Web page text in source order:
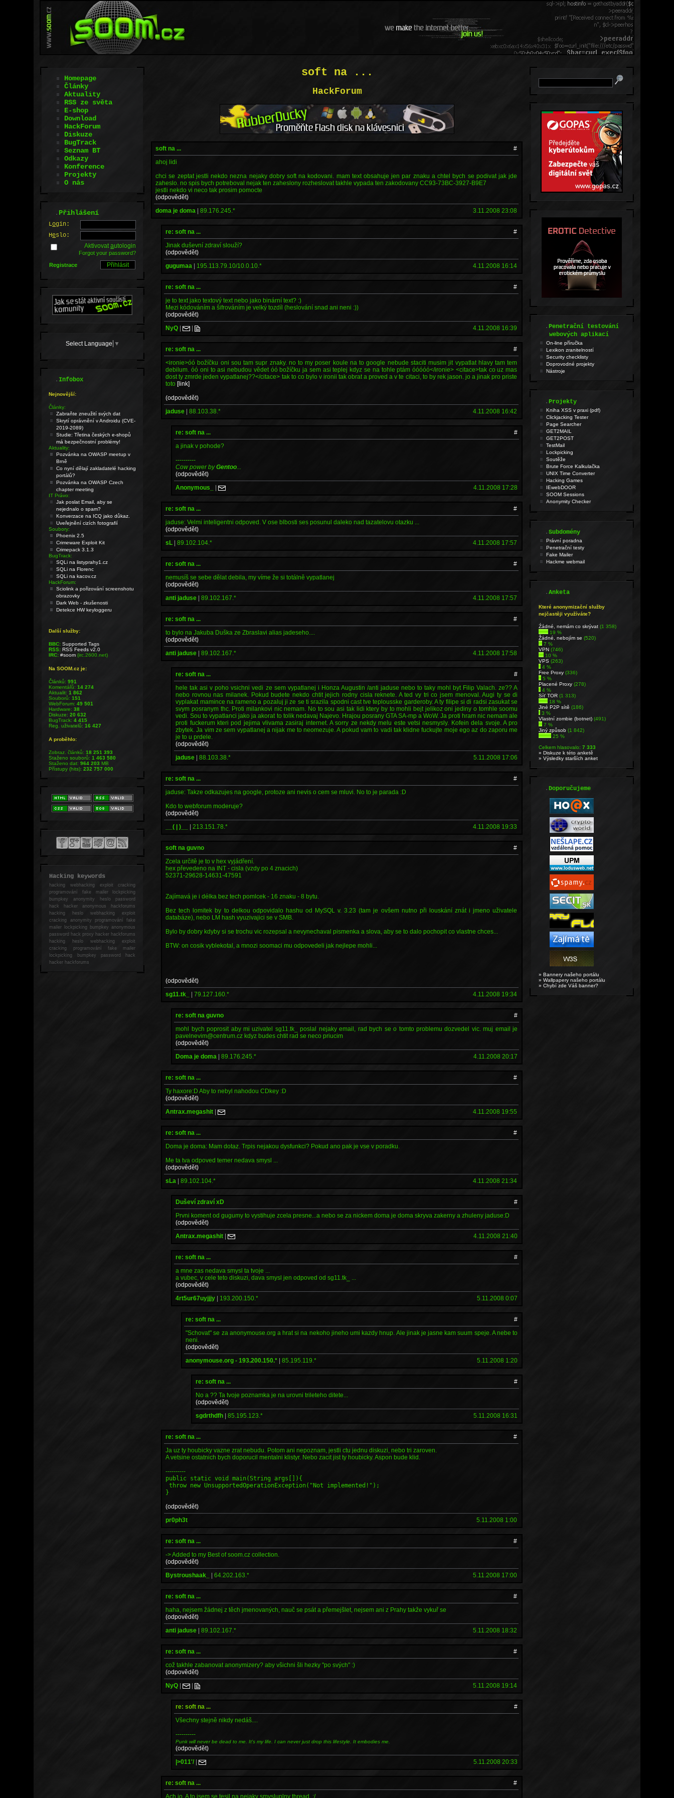
soft na ...
HackForum
soft na ...
#
ahoj lidi
chci se zeptat jestli nekdo nezna nejaky dobry soft na kodovani. mam text obsahuje jen par znaku a chtel bych se podivat jak jde
zaheslo. no spis bych potreboval nejak ten zaheslony rozheslovat takhle vypada ten zakodovany CC93-73BC-3927-B9E7
jestli nekdo vi neco tak prosim pomocte
(odpovědět)
doma je doma |89.176.245.* 3.11.2008 23:08
re: soft na ...
#
Jinak duševní zdraví slouží?
(odpovědět)
gugumaa | 195.113.79.10/10.0.10.* 4.11.2008 16:14
re: soft na ...
#
je to text jako textový text nebo jako binární text? :)
Mezi kódováním a šifrováním je velký tozdíl (heslování snad ani neni :))
(odpovědět)
NyQ | | 4.11.2008 16:39
re: soft na ...
#
<ironie>óó božíčku oni sou tam supr znaky. no to my poser koule na to google nebude staciti musim jit vypatlat hlavy tam tem
debilum. óó oni to asi nebudou vědet óó božíčku ja sem asi teplej kdyz se na tohle ptám óóóóó</ironie> <citace>tak co uz mas
dost ty zmrde jeden vypatlanej??</citace> tak to co bylo v ironii tak obrat a proved a v te citaci, to by rek jason. jo a jinak pro priste
toto[link]
(odpovědět)
jaduse |88.103.38.* 4.11.2008 16:42
re: soft na ...
#
a jinak v pohode?
----------
Cow power byGentoo
(odpovědět)
Anonymous_
| 4.11.2008 17:28
re: soft na ...
#
jaduse: Velmi inteligentni odpoved. V ose blbosti ses posunul daleko nad tazatelovu otazku ...
(odpovědět)
sL |89.102.104.* 4.11.2008 17:57
re: soft na ...
#
nemusíš se sebe dělat debila, my víme že si totálně vypatlanej
(odpovědět)
anti jaduse |89.102.167.* 4.11.2008 17:57
re: soft na ...
#
to bylo na Jakuba Duška ze Zbraslavi alias jadeseho....
(odpovědět)
anti jaduse |89.102.167.* 4.11.2008 17:58
re: soft na ...
#
hele tak asi v poho vsichni vedi ze sem vypatlanej i Honza Augustin /anti jaduse nebo to taky mohl byt Filip Valach. ze?? A
nebo rovnou nas milanek. Pokud budete nekdo chtit jejich rodny cisla reknete. A ted vy tri co jsem menoval. Augi ty se di
vyplakat mamince na rameno a pozaluj ji ze se ti srazila spodni cast tve teplousske garderoby. A ty filipe si di radsi zasukat se
svym posranym thc. Proti milankovi nic nemam. No to sou asi tak lidi ktery by to mohli bejt jelikoz oni jediny o tomhle soomu
vedi. Sou to vypatlanci jako ja akorat to tolik nedavaj Najevo. Hrajou posrany GTA SA-mp a WoW. Ja proti hram nic nemam ale
proti fuckerum kteri pod jejima vlivama zasiraj internet. A sorry ze nekdy melu este vetsi nesmysly. Kofein dela svoje. A pro
zbytek. Ja vim ze sem vypatlanej a nijak me to neomezuje. A pokud vam to vadi tak klidne fuckujte moje ego az do zaporu me
je to u prdele.
(odpovědět)
jaduse |88.103.38.* 5.11.2008 17:06
re: soft na ...
#
jaduse: Takze odkazujes na google, protoze ani nevis o cem se mluvi. No to je parada :D
Kdo to webforum moderuje?
(odpovědět)
__( | )__
|213.151.78.* 4.11.2008 19:33
soft na guvno
#
Zcela určitě je to v hex vyjádření.
hex převedeno na INT - cisla (vzdy po 4 znacich)
52371-29628-14631-47591
Zajímavá je i délka bez tech pomlcek - 16 znaku - 8 bytu.
Bez tech lomitek by to delkou odpovidalo hashu od MySQL v. 3.23 (tam je ovšem nutno při louskání znát i jmeno uživatele
databáze), nebo LM hash vyuzivajici se v SMB.
Bylo by dobry kdyby si se trochu vic rozepsal a nevynechaval pismenka a slova, aby se to dalo pochopit co vlastne chces...
BTW: on cosik vyblekotal, a mnozi soomaci mu odpovedeli jak nejlepe mohli...
(odpovědět)
sg11.tk_
|79.127.160.* 4.11.2008 19:34
re: soft na guvno
#
mohl bych poprosit aby mi uzivatel sg11.tk_ poslal nejaky email, rad bych se o tomto problemu dozvedel vic. muj email je
pavelnevim@centrum.cz kdyz budes chtit rad se neco priucim
(odpovědět)
Doma je doma |89.176.245.* 4.11.2008 20:17
re: soft na ...
#
Ty haxore:D Aby to nebyl nahodou CDkey :D
(odpovědět)
Antrax.megashit | 4.11.2008 19:55
re: soft na ...
#
Doma je doma: Mam dotaz. Trpis nejakou dysfunkci? Pokud ano pak je vse v poradku.
Me ta tva odpoved temer nedava smysl ...
(odpovědět)
sLa |89.102.104.* 4.11.2008 21:34
Duševí zdraví xD
#
Prvni koment od gugumy to vystihuje zcela presne...a nebo se za nickem doma je doma skryva zakerny a zhuleny jaduse:D
(odpovědět)
Antrax.megashit | 4.11.2008 21:40
re: soft na ...
#
a mne zas nedava smysl ta tvoje ...
a vubec, v cele teto diskuzi, dava smysl jen odpoved od sg11.tk_ ...
(odpovědět)
4rt5ur67uyjjjy | 193.200.150.* 5.11.2008 0:07
re: soft na ...
#
"Schovat" se za anonymouse.org a hrat si na nekoho jineho umi kazdy hnup. Ale jinak je jasne kam suum speje. A nebe to
neni.
(odpovědět)
anonymouse.org - 193.200.150.* |85.195.119.* 5.11.2008 1:20
re: soft na ...
#
No a ?? Ta tvoje poznamka je na urovni trileteho ditete...
(odpovědět)
sgdrthdfh |85.195.123.* 5.11.2008 16:31
re: soft na ...
#
Ja uz ty houbicky vazne zrat nebudu. Potom ani nepoznam, jestli ctu jednu diskuzi, nebo tri zaroven.
A vetsine ostatnich bych doporucil mentalni klistyr. Nebo zacit jist ty houbicky. Aspon bude klid.
----------
public static void main(String args[]){
throw new UnsupportedOperationException("Not implemented!");
}
(odpovědět)
pr0ph3t
5.11.2008 1:00
re: soft na ...
#
-> Added to my Best of soom.cz collection.
(odpovědět)
Bystroushaak_
|64.202.163.* 5.11.2008 17:00
re: soft na ...
#
haha, nejsem žádnej z těch jmenovaných, nauč se psát a přemejšlet, nejsem ani z Prahy takže vykuř se
(odpovědět)
anti jaduse |89.102.167.* 5.11.2008 18:32
re: soft na ...
#
což takhle zabanovat anonymizery? aby všichni šli hezky "po svých" :)
(odpovědět)
NyQ | | 5.11.2008 19:14
re: soft na ...
#
Všechny stejně nikdy nedáš....
----------
Punk will never be dead to me. It's my life. I can never just drop this lifestyle. It embodies me.
(odpovědět)
|>011'/| 5.11.2008 20:33
re: soft na ...
#
Ach jo. A to jsem se tesil na nejaky smysluplny thread. :/
Homepage
Články
Aktuality
RSS ze světa
E-shop
Download
HackForum
Diskuze
BugTrack
Seznam BT
Odkazy
Konference
Projekty
O nás
.Přihlášení
Login:
Heslo:
Aktivovatautologin
Forgot your password?
Registrace
Select Language ▼
.Infobox
Nejnovější:
Články:
Zabraňte zneužití svých dat
Skrytí oprávnění v Androidu (CVE-
2019-2089)
Studie: Třetina českých e-shopů
má bezpečnostní problémy!
Aktuality:
Pozvánka na OWASP meetup v
Brně
Co nyní dělají zakladatelé hacking
portálů?
Pozvánka na OWASP Czech
chapter meeting
IT Právo:
Jak poslat Email, aby se
nejednalo o spam?
Konverzace na ICQ jako důkaz.
Uveřejnění cizích fotografií
Soubory:
Phoenix 2.5
Crimeware Exploit Kit
Crimepack 3.1.3
BugTrack:
SQLi na listyprahy1.cz
SQLi na Florenc
SQLi na kacov.cz
HackForum:
Sciolink a pořizování screenshotu
obrazovky
Dark Web - zkušenosti
Detekce HW keyloggeru
Další služby:
BBC: Supported Tags
RSS: RSS Feeds v2.0
IRC: #soom(irc.2600.net)
Na SOOM.cz je:
Článků:991
Komentářů:14 274
Aktualit:1 862
Souborů:151
WebForum:49 501
Hardware:38
Diskuze:20 632
BugTrack:4 415
Reg. uživatelů:16 427
A proběhlo:
Zobraz. článků:18 251 393
Staženo souborů:1 463 580
Staženo dat:964 203MB
Přístupy (hits):232 757 000
Hacking keywords
hackingwebhacking exploit cracking
programování fake mailer lockpicking
bumpkey anonymity heslo password
hackhacker anonymous hackforums
hackingheslo webhacking exploit
cracking anonymity programování fake
mailer lockpicking bumpkey anonymous
password hack proxy hacker hackforums
hacking heslo webhacking exploit
cracking programování fake mailer
lockpicking bumpkey password hack
hackerhackforums
.Penetrační testování
webových aplikací
On-line příručka
Lexikon zranitelností
Security checklisty
Doprovodné projekty
Nástroje
.Projekty
Kniha XSS v praxi (pdf)
Clickjacking Tester
Page Searcher
GET2MAIL
GET2POST
TestMail
Lockpicking
Soutěže
Brute Force Kalkulačka
UNIX Time Converter
Hacking Games
IEwebDOOR
SOOM Sessions
Anonymity Checker
.Subdomény
Právní poradna
Penetrační testy
Fake Mailer
Hackme webmail
.Anketa
Které anonymizační služby
nejčastěji využíváte?
Źádné, nemám co skrývat(1 358)
19 %
Žádné, nebojím se(520)
7 %
VPN(746)
10 %
VPS(263)
4 %
Free Proxy(336)
5 %
Placené Proxy(278)
4 %
Síť TOR(1 313)
18 %
Jiné P2P sítě(186)
3 %
Vlastní zombie (botnet)(491)
7 %
Jiný způsob(1 842)
25 %
Celkem hlasovalo:7 333
» Diskuze k této anketě
» Výsledky starších anket
.Doporučujeme
» Bannery našeho portálu
» Wallpapery našeho portálu
» Chybí zde Váš banner?